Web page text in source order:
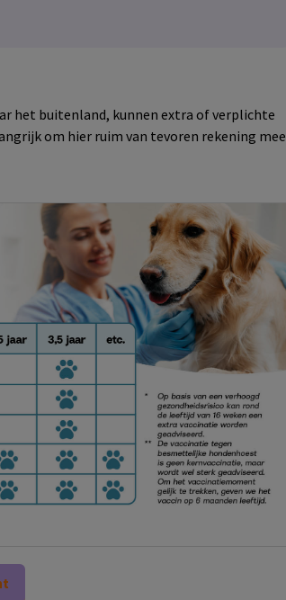
het buitenland, kunnen extra of verplichte
om hier ruim van tevoren rekening mee